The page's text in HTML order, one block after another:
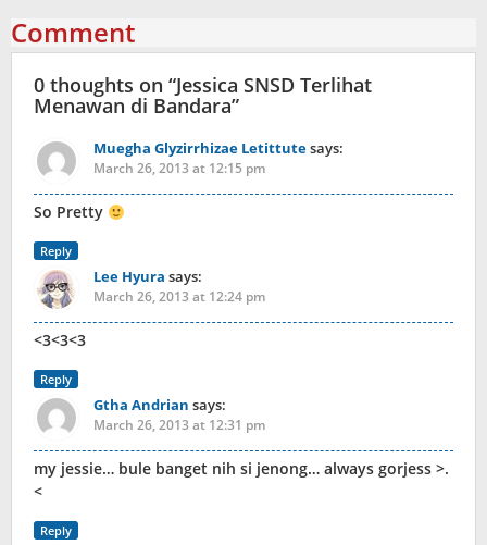
Comment
0 thoughts on “Jessica SNSD Terlihat
Menawan di Bandara”
Muegha Glyzirrhizae Letittutesays:
March 26, 2013 at 12:15 pm
So Pretty
Reply
Lee Hyura says:
March 26, 2013 at 12:24 pm
<3<3<3
Reply
Gtha Andrian says:
March 26, 2013 at 12:31 pm
my jessie… bule banget nih si jenong… always gorjess >.
<
Reply